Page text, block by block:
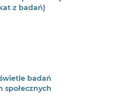
z badań)
badań
społecznych